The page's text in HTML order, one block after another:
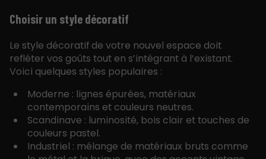
Choisir un style décoratif
Le style décoratif de votre nouvel espace doit
refléter vos goûts tout en s’intégrant à l’existant.
Voici quelques styles populaires :
Moderne : lignes épurées, matériaux
contemporains et couleurs neutres.
Scandinave : luminosité, bois clair et touches de
couleurs pastel.
Industriel : mélange de matériaux bruts comme